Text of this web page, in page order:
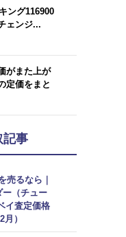
ング116900
ェンジ...
がまた上が
定価をまと
記事
売るなら｜
ー（チュー
イ査定価格
）